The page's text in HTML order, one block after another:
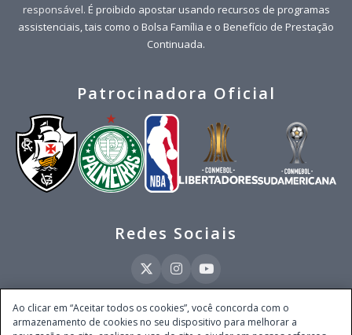
responsável. É proibido apostar usando recursos de programas
assistenciais, tais como o Bolsa Família e o Benefício de Prestação
Continuada.
Patrocinadora Oficial
Redes Sociais
Este site é operado pela Ventmear Brasil LTDA (CNPJ 52.868.380/0001-84), com
Ao clicar em “Aceitar todos os cookies”, você concorda com o
armazenamento de cookies no seu dispositivo para melhorar a